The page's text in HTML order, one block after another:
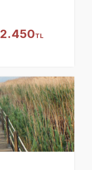
2.450TL